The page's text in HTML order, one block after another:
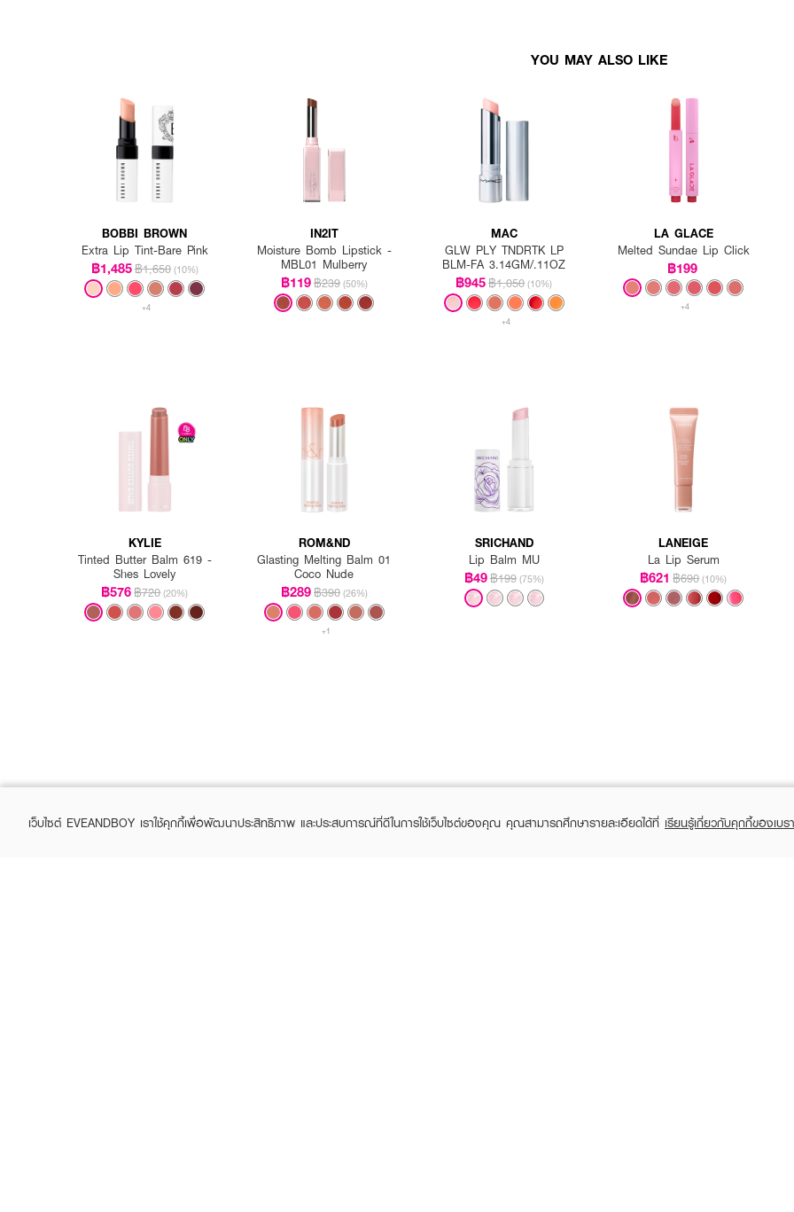
YOU MAY ALSO LIKE
BOBBI BROWN
Extra Lip Tint-Bare Pink
฿1,485฿1,650 (10%)
+4
IN2IT
Moisture Bomb Lipstick -
MBL01 Mulberry
฿119฿239 (50%)
MAC
GLW PLY TNDRTK LP
BLM-FA 3.14GM/.11OZ
฿945฿1,050 (10%)
+4
LA GLACE
Melted Sundae Lip Click
฿199
+4
KYLIE
Tinted Butter Balm 619 -
Shes Lovely
฿576฿720 (20%)
ROM&ND
Glasting Melting Balm 01
Coco Nude
฿289฿390 (26%)
+1
SRICHAND
Lip Balm MU
฿49฿199 (75%)
LANEIGE
La Lip Serum
฿621 ฿690 (10%)
เว็บไซต์ EVEANDBOY เราใช้คุกกี้เพื่อพัฒนาประสิทธิภาพ และประสบการณ์ที่ดีในการใช้เว็บไซต์ของคุณ คุณสามารถศึกษารายละเอียดได้ที่ เรียนรู้เกี่ยวกับคุกกี้ของเบร